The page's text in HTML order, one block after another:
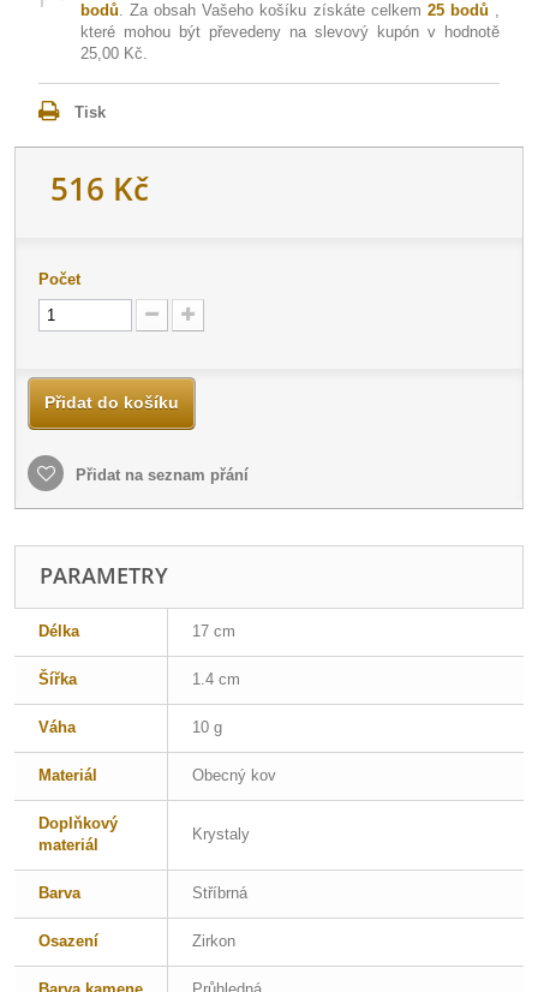
bodů. Za obsah Vašeho košíku získáte celkem 25bodů ,
které mohou být převedeny na slevový kupón v hodnotě
25,00 Kč.
Tisk
516 Kč
Počet
Přidat do košíku
Přidat na seznam přání
PARAMETRY
Délka 17 cm
Šířka 1.4 cm
Váha 10 g
Materiál Obecný kov
Doplňkový
materiál
Krystaly
Barva Stříbrná
Osazení Zirkon